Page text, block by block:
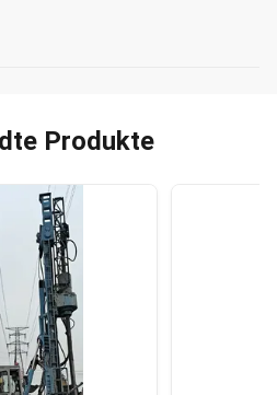
Produkte